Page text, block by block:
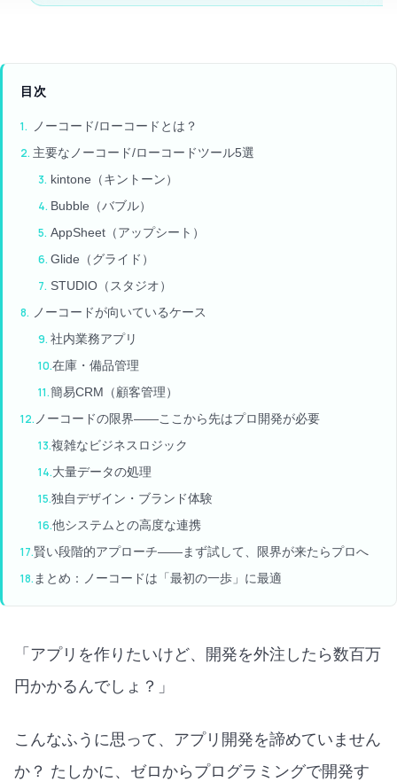
目次
ノーコード/ローコードとは？
主要なノーコード/ローコードツール5選
kintone（キントーン）
Bubble（バブル）
AppSheet（アップシート）
Glide（グライド）
STUDIO（スタジオ）
ノーコードが向いているケース
社内業務アプリ
在庫・備品管理
簡易CRM（顧客管理）
ノーコードの限界——ここから先はプロ開発が必要
複雑なビジネスロジック
大量データの処理
独自デザイン・ブランド体験
他システムとの高度な連携
賢い段階的アプローチ——まず試して、限界が来たらプロへ
まとめ：ノーコードは「最初の一歩」に最適
「アプリを作りたいけど、開発を外注したら数百万
円かかるんでしょ？」
こんなふうに思って、アプリ開発を諦めていません
か？ たしかに、ゼロからプログラミングで開発す